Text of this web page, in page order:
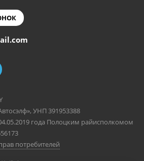
УНП 391953388
года Полоцким райисполкомом
потребителей